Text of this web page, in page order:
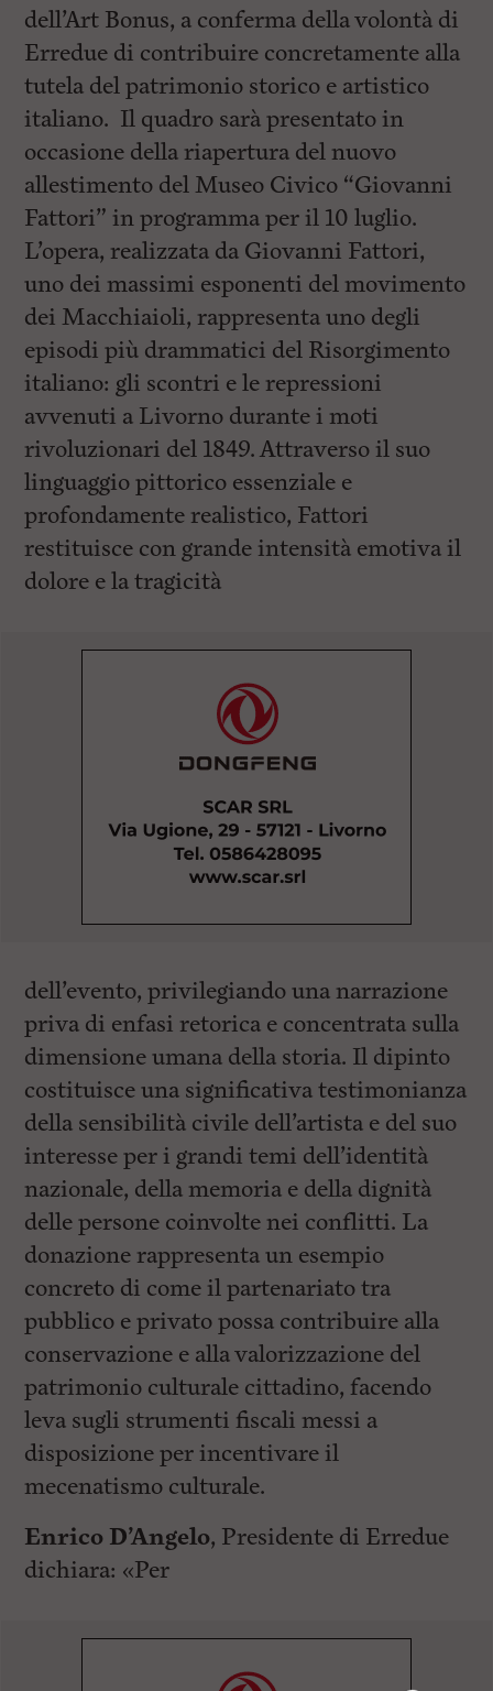
dell’Art Bonus, a conferma della volontà di
Erredue di contribuire concretamente alla
tutela del patrimonio storico e artistico
italiano. Il quadro sarà presentato in
occasione della riapertura del nuovo
allestimento del Museo Civico “Giovanni
Fattori” in programma per il 10 luglio.
L’opera, realizzata da Giovanni Fattori,
uno dei massimi esponenti del movimento
dei Macchiaioli, rappresenta uno degli
episodi più drammatici del Risorgimento
italiano: gli scontri e le repressioni
avvenuti a Livorno durante i moti
rivoluzionari del 1849. Attraverso il suo
linguaggio pittorico essenziale e
profondamente realistico, Fattori
restituisce con grande intensità emotiva il
dolore e la tragicità
dell’evento, privilegiando una narrazione
priva di enfasi retorica e concentrata sulla
dimensione umana della storia. Il dipinto
costituisce una significativa testimonianza
della sensibilità civile dell’artista e del suo
interesse per i grandi temi dell’identità
nazionale, della memoria e della dignità
delle persone coinvolte nei conflitti. La
donazione rappresenta un esempio
concreto di come il partenariato tra
pubblico e privato possa contribuire alla
conservazione e alla valorizzazione del
patrimonio culturale cittadino, facendo
leva sugli strumenti fiscali messi a
disposizione per incentivare il
mecenatismo culturale.
Enrico D’Angelo, Presidente di Erredue
dichiara: «Per